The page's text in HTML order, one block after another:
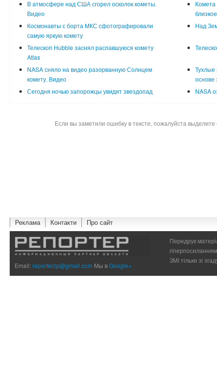
В атмосфере над США сгорел осколок кометы.
Видео
Комета
Космонавты с борта МКС сфотографировали
самую яркую комету
Над
Телескоп Hubble заснял распавшуюся комету
Atlas
NASA сняло на видео разорванную Солнцем
комету. Видео
основе
Сегодня ночью запорожцы увидят звездопад
NASA
Если вы заметили ошибку в тексте, пожалуйста
Реклама Контакти Про сайт
Email:reporterzp@gmail.com Мы вGoogle+
Передрук
ЗМІ тільки зі